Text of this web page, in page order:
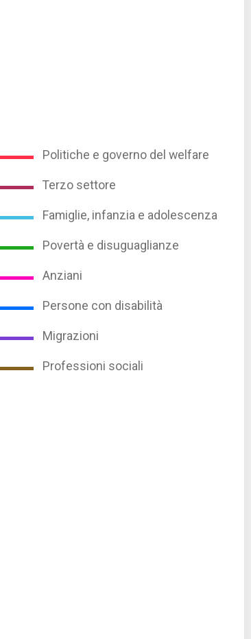
Politiche e governo del welfare
Terzo settore
Famiglie, infanzia e adolescenza
Povertà e disuguaglianze
Anziani
Persone con disabilità
Migrazioni
Professioni sociali